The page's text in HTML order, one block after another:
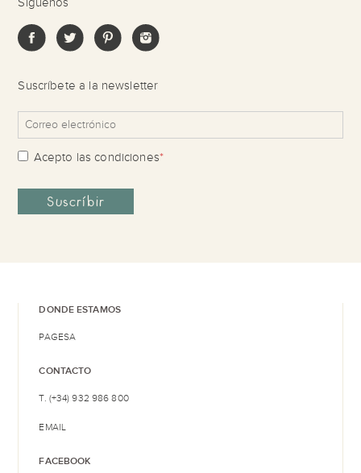
Suscríbete a la newsletter
Acepto las condiciones*
DONDE ESTAMOS
PAGESA
CONTACTO
T. (+34) 932 986 800
EMAIL
FACEBOOK